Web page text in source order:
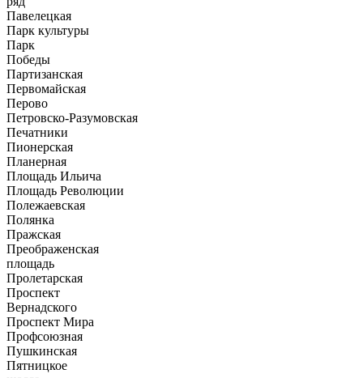
Павелецкая
Парк культуры
Парк
Победы
Партизанская
Первомайская
Перово
Петровско-Разумовская
Печатники
Пионерская
Планерная
Площадь Ильича
Площадь Революции
Полежаевская
Полянка
Пражская
Преображенская
площадь
Пролетарская
Проспект
Вернадского
Проспект Мира
Профсоюзная
Пушкинская
Пятницкое